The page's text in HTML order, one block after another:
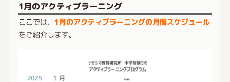
1月のアクティブラーニング
ここでは、 1月のアクティブラーニングの月間スケジュール
をご紹介します。